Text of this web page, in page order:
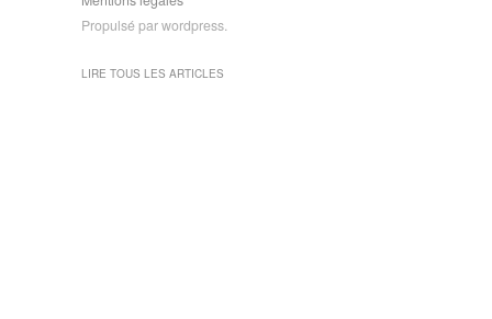
Propulsé par wordpress.
LIRE TOUS LES ARTICLES